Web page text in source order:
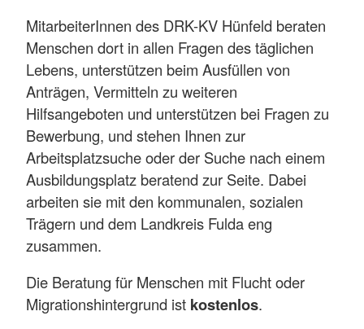
MitarbeiterInnen des DRK-KV Hünfeld beraten
Menschen dort in allen Fragen des täglichen
Lebens, unterstützen beim Ausfüllen von
Anträgen, Vermitteln zu weiteren
Hilfsangeboten und unterstützen bei Fragen zu
Bewerbung, und stehen Ihnen zur
Arbeitsplatzsuche oder der Suche nach einem
Ausbildungsplatz beratend zur Seite. Dabei
arbeiten sie mit den kommunalen, sozialen
Trägern und dem Landkreis Fulda eng
zusammen.
Die Beratung für Menschen mit Flucht oder
Migrationshintergrund ist kostenlos.